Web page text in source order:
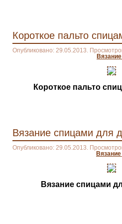
Короткое пальто
Опубликовано: 29.05.2013.
Короткое пальто
Вязание спицами для
Опубликовано: 29.05.2013.
Вязание спицами